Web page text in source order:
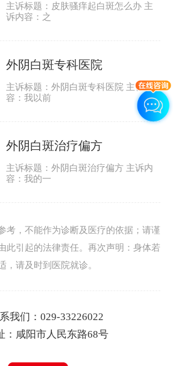
主诉标题：皮肤骚痒起白斑怎么办 主
诉内容：之
外阴白斑专科医院
主诉标题：外阴白斑专科医院 主诉内
容：我以前
外阴白斑治疗偏方
主诉标题：外阴白斑治疗偏方 主诉内
容：我的一
考，不能作为诊断及医疗的依据；请谨
此引起的法律责任。再次声明：身体若
，请及时到医院就诊。
我们：029-33226022
：咸阳市人民东路68号